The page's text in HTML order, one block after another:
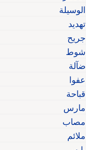
الوسيلة
تهديد
جريح
شوط
ضآلة
عفوا
قباحة
مارس
مصاب
ملائم